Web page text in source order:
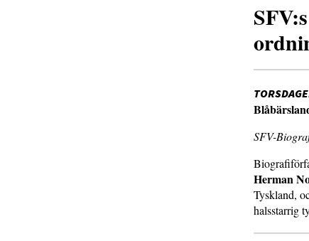
SFV-
Herman
Tyskland,
halsstarrig